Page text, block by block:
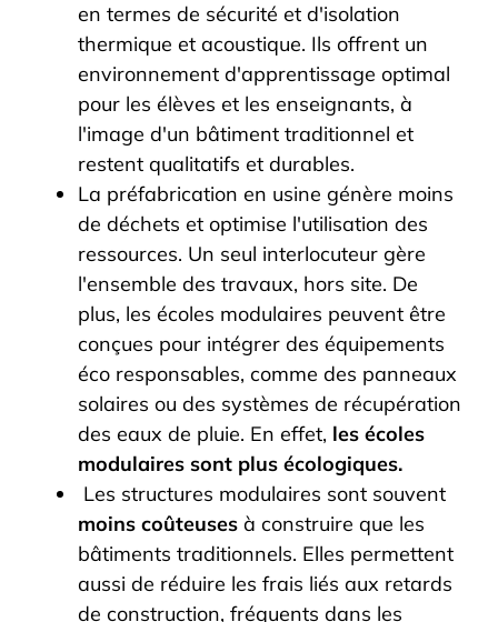
en termes de sécurité et d'isolation
thermique et acoustique. Ils offrent un
environnement d'apprentissage optimal
pour les élèves et les enseignants, à
l'image d'un bâtiment traditionnel et
restent qualitatifs et durables.
La préfabrication en usine génère moins
de déchets et optimise l'utilisation des
ressources. Un seul interlocuteur gère
l'ensemble des travaux, hors site. De
plus, les écoles modulaires peuvent être
conçues pour intégrer des équipements
éco responsables, comme des panneaux
solaires ou des systèmes de récupération
des eaux de pluie. En effet, les écoles
modulaires sont plus écologiques.
Les structures modulaires sont souvent
moins coûteusesà construire que les
bâtiments traditionnels. Elles permettent
aussi de réduire les frais liés aux retards
de construction, fréquents dans les